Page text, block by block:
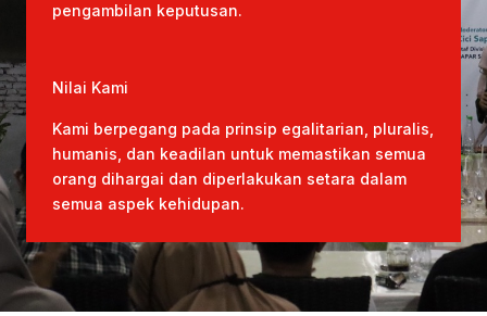
pengambilan keputusan.
Nilai Kami
Kami berpegang pada prinsip egalitarian, pluralis,
humanis, dan keadilan untuk memastikan semua
orang dihargai dan diperlakukan setara dalam
semua aspek kehidupan.